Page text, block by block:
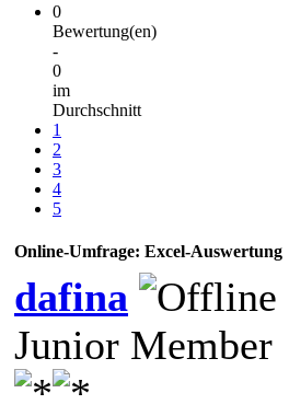
0
Bewertung(en)
-
0
im
Durchschnitt
1
2
3
4
5
Online-Umfrage: Excel-Auswertung
dafina
Junior Member